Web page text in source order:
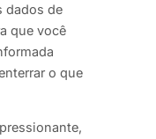
dados de
que você
o que